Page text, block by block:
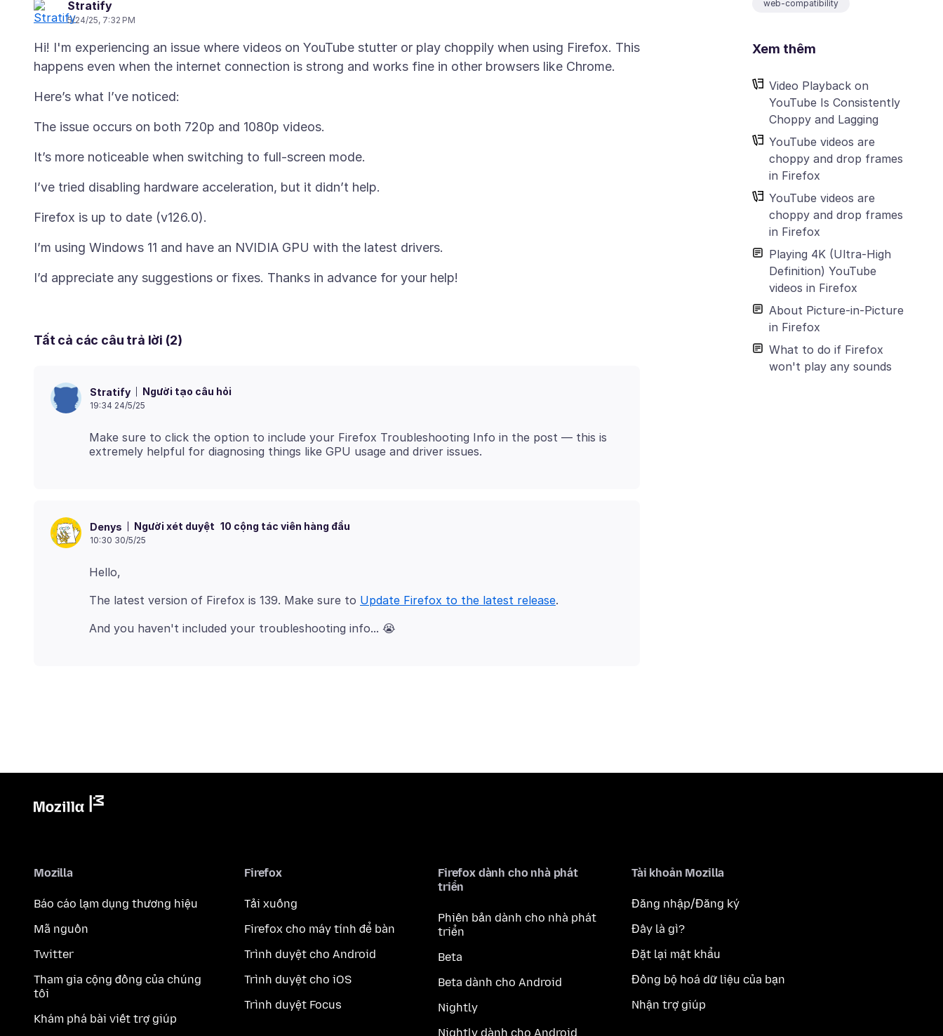
web-compatibility
Xem thêm
Video Playback on
YouTube Is Consistently
Choppy and Lagging
YouTube videos are
choppy and drop frames
in Firefox
YouTube videos are
choppy and drop frames
in Firefox
Playing 4K (Ultra-High
Definition) YouTube
videos in Firefox
About Picture-in-Picture
in Firefox
What to do if Firefox
won't play any sounds
Stratify
5/24/25, 7:32 PM
Hi! I'm experiencing an issue where videos on YouTube stutter or play choppily when using Firefox. This
Tất cả các câu trả lời (2)
Stratify Người tạo câu hỏi
19:34 24/5/25
Make sure to click the option to include your Firefox Troubleshooting Info in the post — this is
Denys Người xét duyệt 10 cộng tác viên hàng đầu
10:30 30/5/25
The latest version of Firefox is 139. Make sure to Update Firefox to the latest release
Mozilla
Báo cáo lạm dụng thương hiệu
Mã nguồn
Twitter
Tham gia cộng đồng của chúng
tôi
Khám phá bài viết trợ giúp
Firefox
Tải xuống
Firefox cho máy tính để bàn
Trình duyệt cho Android
Trình duyệt cho iOS
Trình duyệt Focus
Firefox dành cho nhà phát
triển
Phiên bản dành cho nhà phát
triển
Beta
Beta dành cho Android
Nightly
Nightly dành cho Android
Tài khoản Mozilla
Đăng nhập/Đăng ký
Đây là gì?
Đặt lại mật khẩu
Đồng bộ hoá dữ liệu của bạn
Nhận trợ giúp